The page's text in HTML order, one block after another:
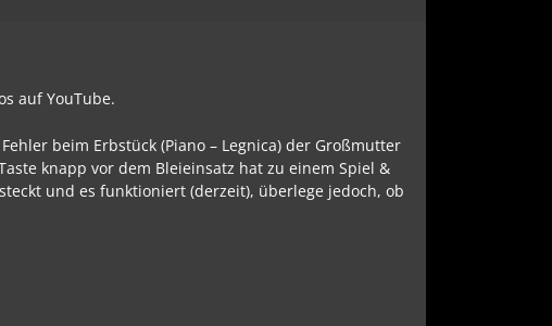
auf YouTube.
beim Erbstück (Piano – Legnica) der Großmutter
knapp vor dem Bleieinsatz hat zu einem Spiel &
und es funktioniert (derzeit), überlege jedoch, ob